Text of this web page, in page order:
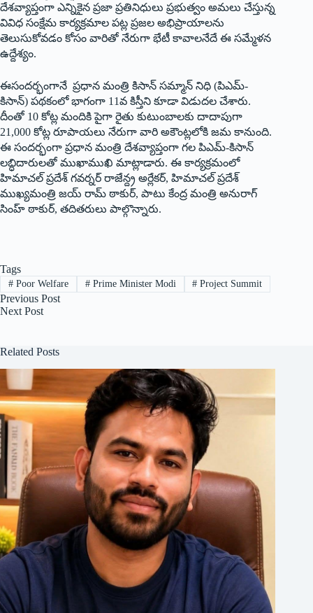
దేశవ్యాప్తంగా ఎన్నికైన ప్రజా ప్రతినిధులు ప్రభుత్వం అమలు చేస్తున్న
వివిధ సంక్షేమ కార్యక్రమాల పట్ల ప్రజల అభిప్రాయాలను
తెలుసుకోవడం కోసం వారితో నేరుగా భేటీ కావాలనేదే ఈ సమ్మేళన
ఉద్దేశ్యం.
ఈసందర్భంగానే ప్రధాన మంత్రి కిసాన్‌ ‌సమ్మాన్‌ ‌నిధి (పిఎమ్‌-‌
కిసాన్‌) ‌పథకంలో భాగంగా 11వ కిస్తీని కూడా విడుదల చేశారు.
దీంతో 10 కోట్ల మందికి పైగా రైతు కుటుంబాలకు దాదాపుగా
21,000 కోట్ల రూపాయలు నేరుగా వారి అకౌంట్లలోకి జమ కానుంది.
ఈ సందర్భంగా ప్రధాన మంత్రి దేశవ్యాప్తంగా గల పిఎమ్‌-‌కిసాన్‌
‌లబ్ధిదారులతో ముఖాముఖి మాట్లాడారు. ఈ కార్యక్రమంలో
హిమాచల్‌ ‌ప్రదేశ్‌ ‌గవర్నర్‌ ‌రాజేన్ద్ర అర్లేకర్‌, ‌హిమాచల్‌ ‌ప్రదేశ్‌
‌ముఖ్యమంత్రి జయ్‌ ‌రామ్‌ ‌ఠాకుర్‌, ‌పాటు కేంద్ర మంత్రి అనురాగ్‌
‌సింహ్‌ ‌ఠాకుర్‌, ‌తదితరులు పాల్గొన్నారు.
Tags
#Poor Welfare #Prime Minister Modi # Project Summit
Previous Post
Next Post
Related Posts